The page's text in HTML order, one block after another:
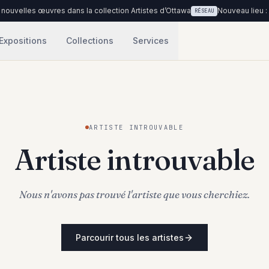
œuvres dans la collection Artistes d’Ottawa RÉSEAU Nouveau lieu :
Expositions Collections Services
ARTISTE INTROUVABLE
Artiste introuvable
Nous n'avons pas trouvé l'artiste que vous cherchiez.
Parcourir tous les artistes